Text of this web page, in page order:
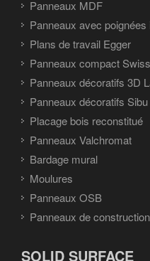
Panneaux MDF
Panneaux avec poignées
Plans de travail Egger
Panneaux compact
Panneaux décoratifs 3D
Panneaux décoratifs Sibu
Placage bois reconstitué
Panneaux Valchromat
Bardage mural
Moulures
Panneaux OSB
Panneaux de construction
SOLID SURFACE